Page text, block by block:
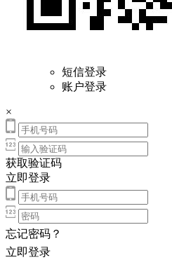
短信登录
账户登录
×
获取验证码
立即登录
忘记密码？
立即登录